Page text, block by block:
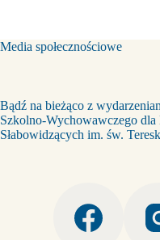
Media społecznościowe
Bądź na bieżąco z
Szkolno-Wychowawczego
Słabowidzących im. św.